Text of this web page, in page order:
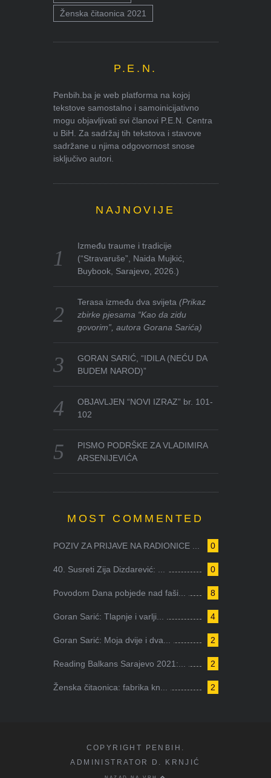
Ženska čitaonica 2021
P.E.N.
Penbih.ba je web platforma na kojoj
tekstove samostalno i samoinicijativno
mogu objavljivati svi članovi P.E.N. Centra
u BiH. Za sadržaj tih tekstova i stavove
sadržane u njima odgovornost snose
isključivo autori.
NAJNOVIJE
Između traume i tradicije
(“Stravaruše”, Naida Mujkić,
Buybook, Sarajevo, 2026.)
Terasa između dva svijeta(Prikaz
zbirke pjesama “Kao da zidu
govorim”, autora Gorana Sarića)
GORAN SARIĆ, “IDILA (NEĆU DA
BUDEM NAROD)”
OBJAVLJEN “NOVI IZRAZ” br. 101-
102
PISMO PODRŠKE ZA VLADIMIRA
ARSENIJEVIĆA
MOST COMMENTED
0
POZIV ZA PRIJAVE NA RADIONICE ...
0
40. Susreti Zija Dizdarević: ...
8
Povodom Dana pobjede nad faši...
4
Goran Sarić: Tlapnje i varlji...
2
Goran Sarić: Moja dvije i dva...
2
Reading Balkans Sarajevo 2021:...
2
Ženska čitaonica: fabrika kn...
COPYRIGHT PENBIH.
ADMINISTRATOR D. KRNJIĆ